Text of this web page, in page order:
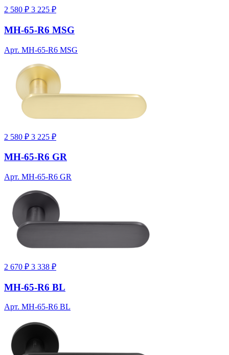
2 580 ₽ 3 225 ₽
MH-65-R6 MSG
Арт. MH-65-R6 MSG
2 580 ₽ 3 225 ₽
MH-65-R6 GR
Арт. MH-65-R6 GR
2 670 ₽ 3 338 ₽
MH-65-R6 BL
Арт. MH-65-R6 BL